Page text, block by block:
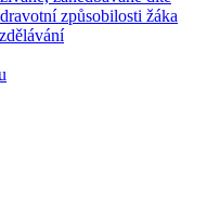
způsobilosti žáka